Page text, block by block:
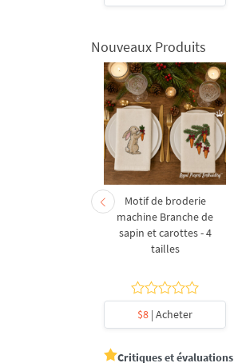
Nouveaux Produits
Motif de broderie
machine Branche de
sapin et carottes - 4
tailles
$8 | Acheter
Critiques et évaluations